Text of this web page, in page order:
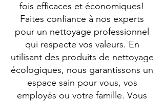
fois efficaces et économiques!
Faites confiance à nos experts
pour un nettoyage professionnel
qui respecte vos valeurs. En
utilisant des produits de nettoyage
écologiques, nous garantissons un
espace sain pour vous, vos
employés ou votre famille. Vous